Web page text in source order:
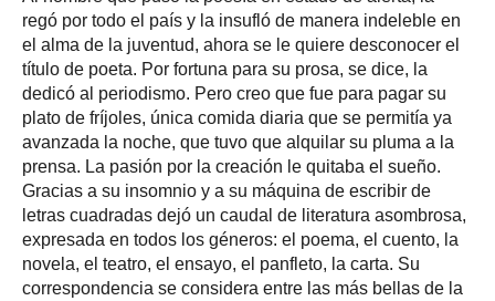
regó por todo el país y la insufló de manera indeleble en
el alma de la juventud, ahora se le quiere desconocer el
título de poeta. Por fortuna para su prosa, se dice, la
dedicó al periodismo. Pero creo que fue para pagar su
plato de fríjoles, única comida diaria que se permitía ya
avanzada la noche, que tuvo que alquilar su pluma a la
prensa. La pasión por la creación le quitaba el sueño.
Gracias a su insomnio y a su máquina de escribir de
letras cuadradas dejó un caudal de literatura asombrosa,
expresada en todos los géneros: el poema, el cuento, la
novela, el teatro, el ensayo, el panfleto, la carta. Su
correspondencia se considera entre las más bellas de la